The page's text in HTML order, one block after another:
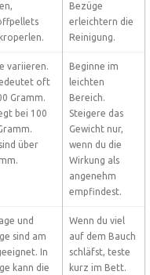
Bezüge
erleichtern die
Reinigung.
variieren.
oft
Gramm.
bei 100
über
Beginne im
leichten
Bereich.
Steigere das
Gewicht nur,
wenn du die
Wirkung als
angenehm
empfindest.
und
sind am
In
kann die
Wenn du viel
auf dem Bauch
schläfst, teste
kurz im Bett.